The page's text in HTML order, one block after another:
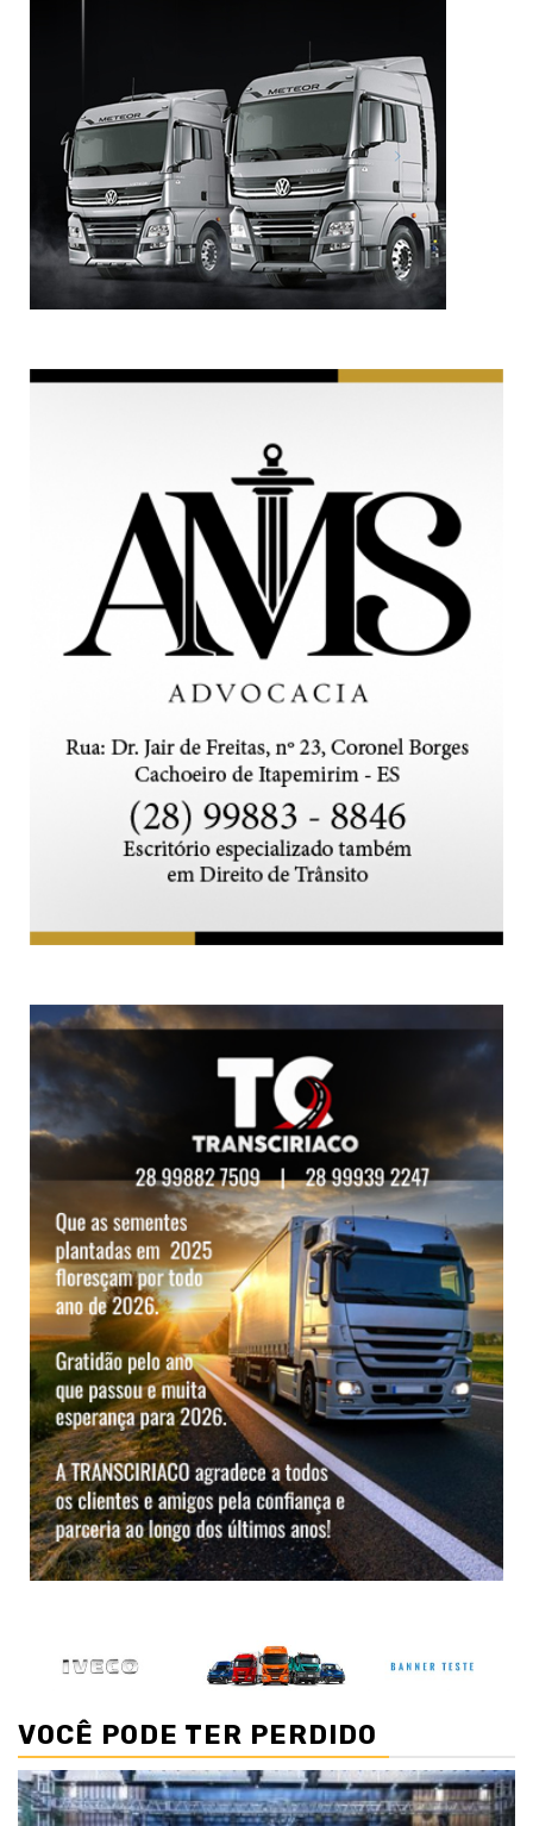
VOCÊ PODE TER PERDIDO